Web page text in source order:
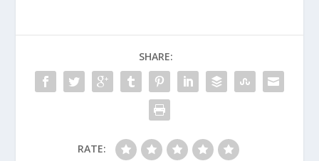
SHARE:
RATE: